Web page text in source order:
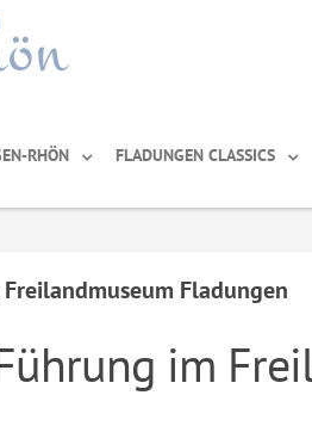
RHÖN FLADUNGEN CLASSICS
Fladungen
im